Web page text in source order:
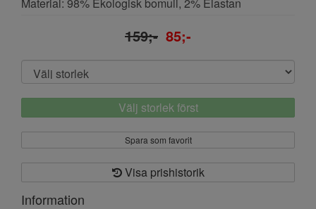
159;- 85;-
Välj storlek först
Spara som favorit
Visa prishistorik
Information